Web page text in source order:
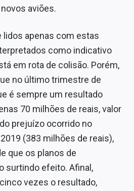
aviões.
lidos apenas com estas
como indicativo
em rota de colisão. Porém,
no último trimestre de
é sempre um resultado
70 milhões de reais, valor
prejuízo ocorrido no
(383 milhões de reais),
que os planos de
surtindo efeito. Afinal,
vezes o resultado,